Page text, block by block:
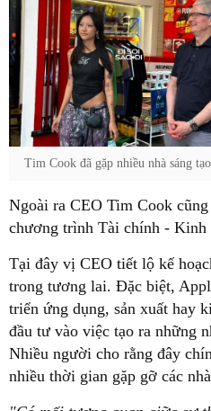
Tim Cook đã gặp nhiều nhà sáng
Ngoài ra CEO Tim Cook
chương trình Tài chính - Kinh
Tại đây vị CEO tiết lộ kế
trong tương lai. Đặc biệt,
triển ứng dụng, sản xuất hay
đầu tư vào việc tạo ra những
Nhiều người cho rằng đây
nhiều thời gian gặp gỡ các